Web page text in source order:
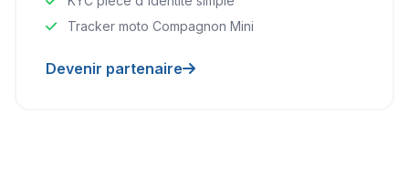
Tracker moto Compagnon Mini
Devenir partenaire